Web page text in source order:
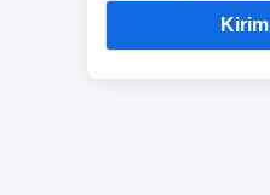
Kirim